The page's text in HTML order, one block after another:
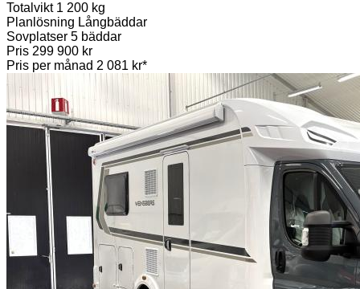
Totalvikt 1 200 kg
Planlösning Långbäddar
Sovplatser 5 bäddar
Pris 299 900 kr
Pris per månad 2 081 kr*